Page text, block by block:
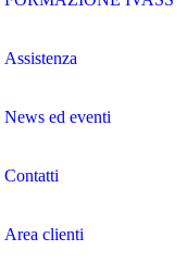
Assistenza
News ed eventi
Contatti
Area clienti